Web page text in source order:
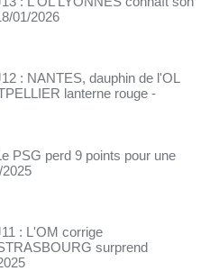
01/2026
: NANTES, dauphin de l'OL
lanterne rouge -
PSG perd 9 points pour une
: L'OM corrige
surprend